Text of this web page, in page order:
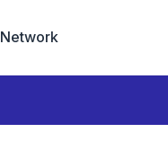
Network